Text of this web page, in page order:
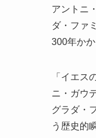
アントニ
ダ・ファ
300年か
「イエス
ニ・ガウ
グラダ・
う歴史的